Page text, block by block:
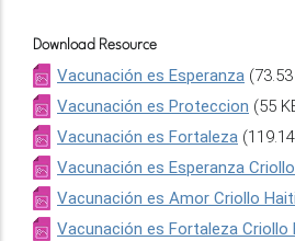
Download Resource
Vacunación es Esperanza
Vacunación es Proteccion (55
Vacunación es Fortaleza
Vacunación es Esperanza
Vacunación es Amor Criollo
Vacunación es Fortaleza Criollo